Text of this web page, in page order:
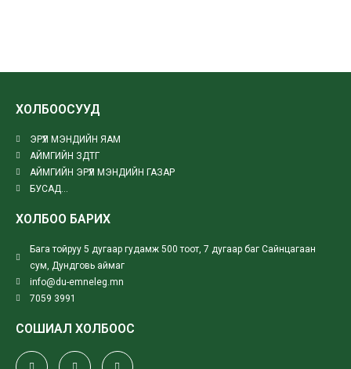
ХОЛБООСУУД
ЭРҮҮЛ МЭНДИЙН ЯАМ
АЙМГИЙН ЗДТГ
АЙМГИЙН ЭРҮҮЛ МЭНДИЙН ГАЗАР
БУСАД...
ХОЛБОО БАРИХ
Бага тойруу 5 дугаар гудамж 500 тоот, 7 дугаар баг Сайнцагаан
сум, Дундговь аймаг
info@du-emneleg.mn
7059 3991
СОШИАЛ ХОЛБООС